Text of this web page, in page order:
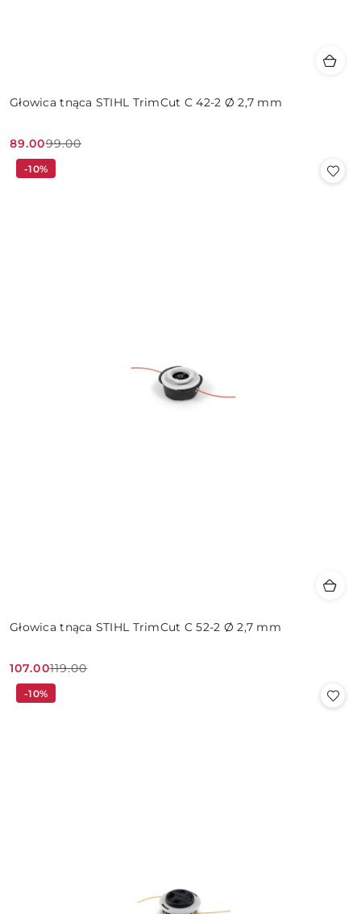
Głowica tnąca STIHL TrimCut C 42-2 Ø 2,7 mm
Cena
promocyjna:
89.00
Cena
przed
99.00
Głowica tnąca STIHL TrimCut C 52-2 Ø 2,7 mm
Cena
promocyjna:
107.00
Cena
przed
119.00
-10%
-10%